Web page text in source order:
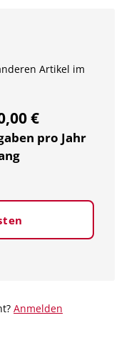
Artikel im
€
pro Jahr
Anmelden